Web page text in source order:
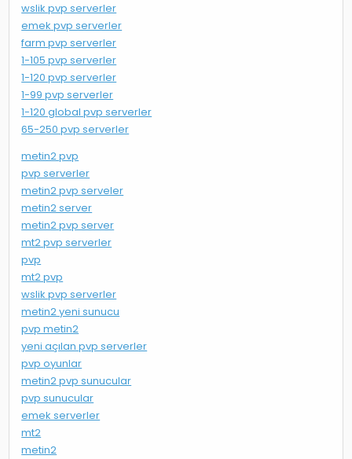
wslik pvp serverler
emek pvp serverler
farm pvp serverler
1-105 pvp serverler
1-120 pvp serverler
1-99 pvp serverler
1-120 global pvp serverler
65-250 pvp serverler
metin2 pvp
pvp serverler
metin2 pvp serveler
metin2 server
metin2 pvp server
mt2 pvp serverler
pvp
mt2 pvp
wslik pvp serverler
metin2 yeni sunucu
pvp metin2
yeni açılan pvp serverler
pvp oyunlar
metin2 pvp sunucular
pvp sunucular
emek serverler
mt2
metin2